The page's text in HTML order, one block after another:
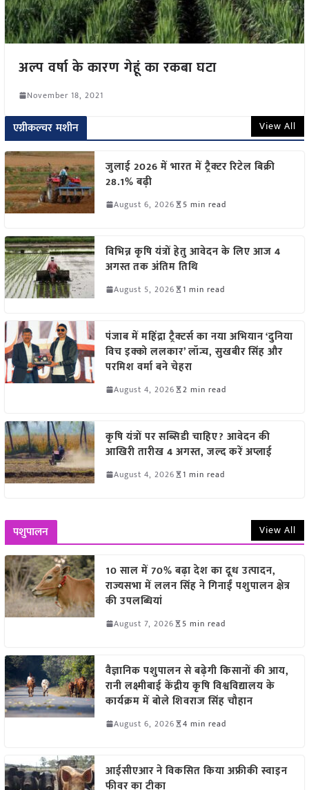
अल्प वर्षा के कारण गेहूं का रकबा घटा
November 18, 2021
एग्रीकल्चर मशीन View All
जुलाई 2026 में भारत में ट्रैक्टर रिटेल बिक्री
28.1% बढ़ी
August 6, 2026 5 min read
विभिन्न कृषि यंत्रों हेतु आवेदन के लिए आज 4
अगस्त तक अंतिम तिथि
August 5, 2026 1 min read
पंजाब में महिंद्रा ट्रैक्टर्स का नया अभियान ‘दुनिया
विच इक्को ललकार’ लॉन्च, सुखबीर सिंह और
परमिश वर्मा बने चेहरा
August 4, 2026 2 min read
कृषि यंत्रों पर सब्सिडी चाहिए? आवेदन की
आखिरी तारीख 4 अगस्त, जल्द करें अप्लाई
August 4, 2026 1 min read
पशुपालन View All
10 साल में 70% बढ़ा देश का दूध उत्पादन,
राज्यसभा में ललन सिंह ने गिनाईं पशुपालन क्षेत्र
की उपलब्धियां
August 7, 2026 5 min read
वैज्ञानिक पशुपालन से बढ़ेगी किसानों की आय,
रानी लक्ष्मीबाई केंद्रीय कृषि विश्वविद्यालय के
कार्यक्रम में बोले शिवराज सिंह चौहान
August 6, 2026 4 min read
आईसीएआर ने विकसित किया अफ्रीकी स्वाइन
फीवर का टीका